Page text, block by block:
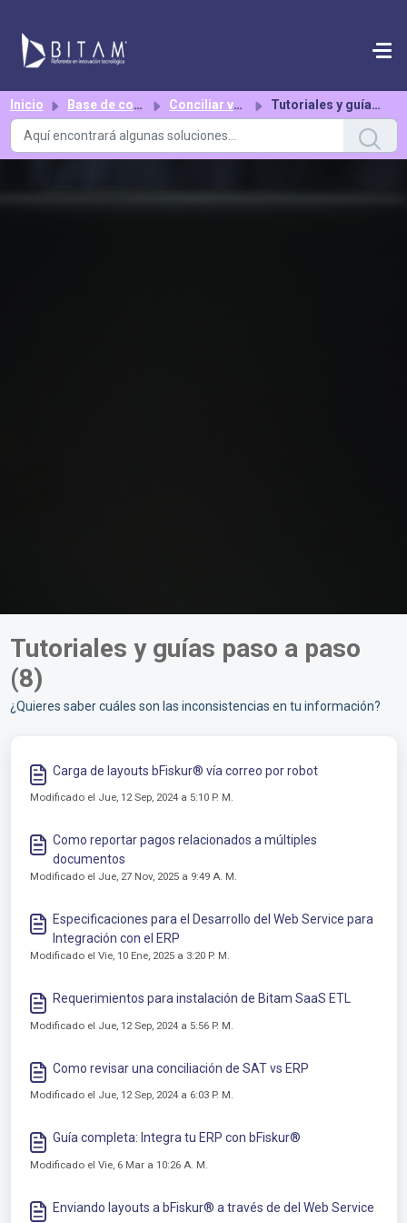
Inicio Base de conocimientos Conciliar vs ERP Tutoriales y guías paso a paso
Tutoriales y guías paso a paso
(8)
¿Quieres saber cuáles son las inconsistencias en tu información?
Carga de layouts bFiskur®︎ vía correo por robot
Modificado el Jue, 12 Sep, 2024 a 5:10 P. M.
Como reportar pagos relacionados a múltiples
documentos
Modificado el Jue, 27 Nov, 2025 a 9:49 A. M.
Especificaciones para el Desarrollo del Web Service para
Integración con el ERP
Modificado el Vie, 10 Ene, 2025 a 3:20 P. M.
Requerimientos para instalación de Bitam SaaS ETL
Modificado el Jue, 12 Sep, 2024 a 5:56 P. M.
Como revisar una conciliación de SAT vs ERP
Modificado el Jue, 12 Sep, 2024 a 6:03 P. M.
Guía completa: Integra tu ERP con bFiskur®︎
Modificado el Vie, 6 Mar a 10:26 A. M.
Enviando layouts a bFiskur®︎ a través de del Web Service